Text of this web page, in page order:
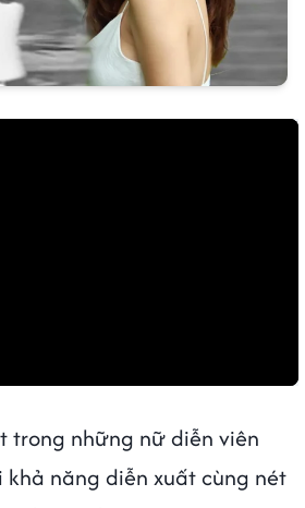
trong những nữ diễn viên
năng diễn xuất cùng nét